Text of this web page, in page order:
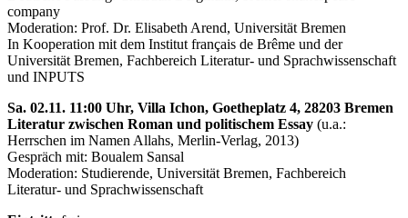
company
Moderation: Prof. Dr. Elisabeth Arend, Universität Bremen
In Kooperation mit dem Institut français de Brême und der
Universität Bremen, Fachbereich Literatur- und Sprachwissenschaft
und INPUTS
Sa. 02.11. 11:00 Uhr, Villa Ichon, Goetheplatz 4, 28203 Bremen
Literatur zwischen Roman und politischem Essay (u.a.:
Herrschen im Namen Allahs, Merlin-Verlag, 2013)
Gespräch mit: Boualem Sansal
Moderation: Studierende, Universität Bremen, Fachbereich
Literatur- und Sprachwissenschaft